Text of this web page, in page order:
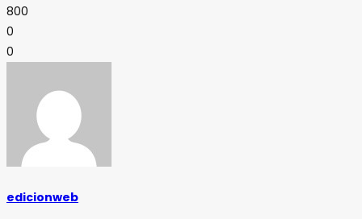
800
0
0
edicionweb